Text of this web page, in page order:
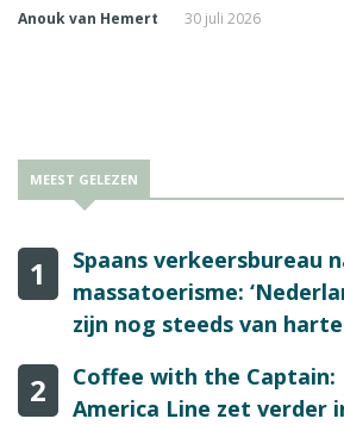
Anouk van Hemert 30 juli 2026
MEEST GELEZEN
1
Spaans verkeersbureau
massatoerisme:
zijn nog steeds van
2
Coffee with the Captain:
America Line zet verder